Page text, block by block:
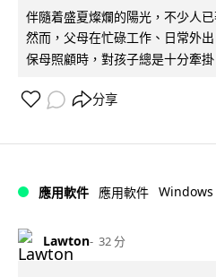
伴隨着盛夏燦爛的陽光，不少人
然而，父母在忙碌工作、日常外
保母照顧時，對孩子總是十分牽
分享
應用軟件 應用軟件 Windows
Lawton 32 分